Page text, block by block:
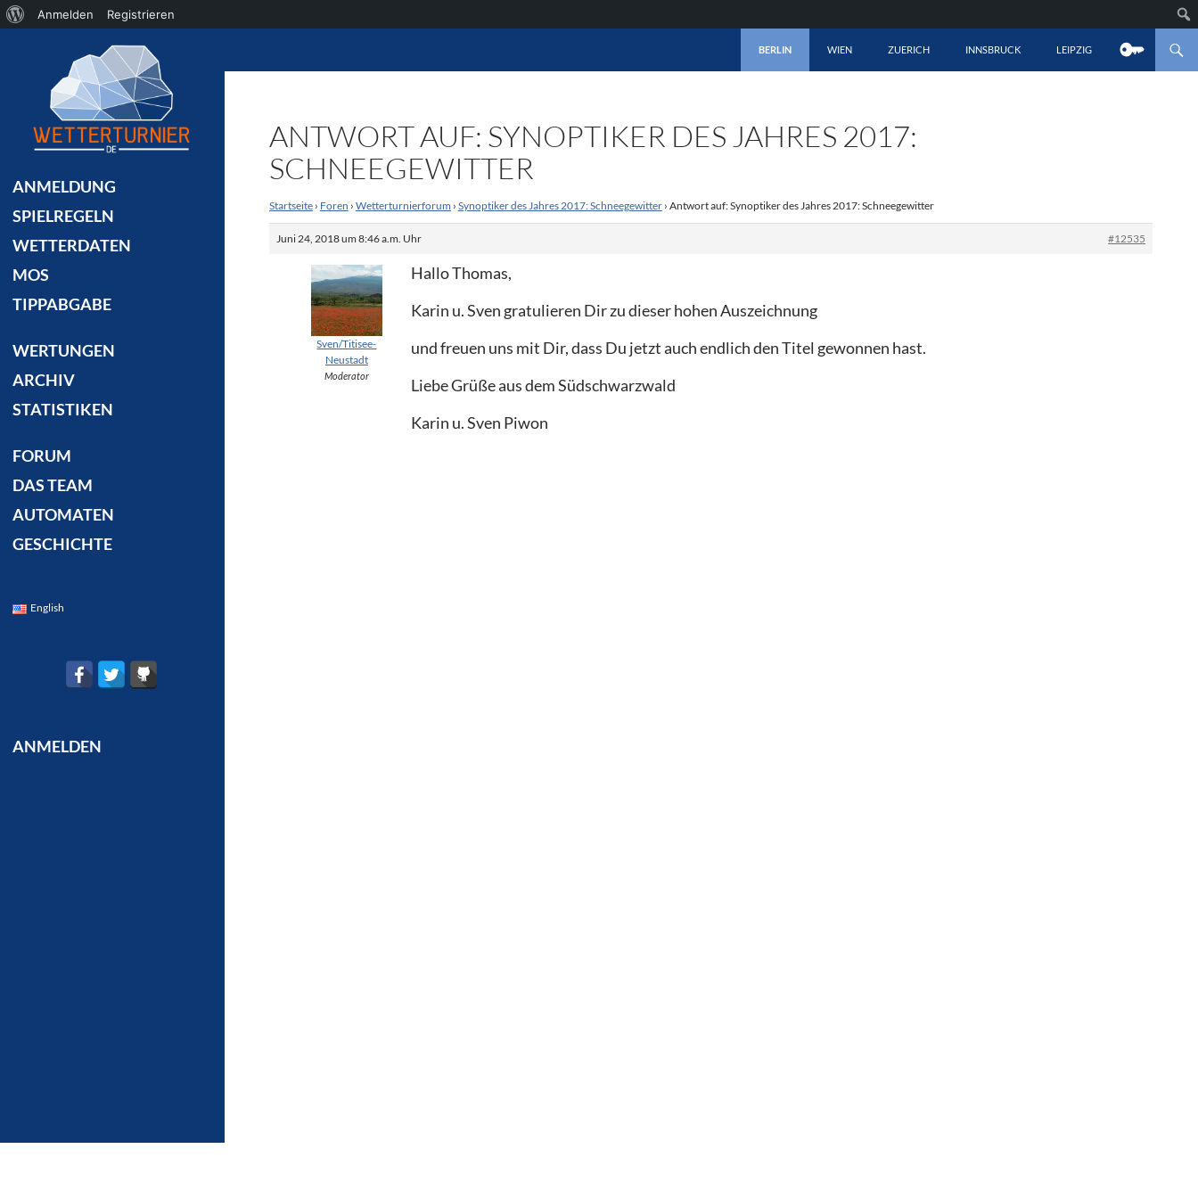
BERLIN
WIEN ZUERICH INNSBRUCK LEIPZIG
ANTWORT AUF: SYNOPTIKER DES JAHRES 2017:
SCHNEEGEWITTER
Startseite › Foren › Wetterturnierforum › Synoptiker des Jahres 2017: Schneegewitter › Antwort auf: Synoptiker des Jahres 2017: Schneegewitter
Juni 24, 2018 um 8:46 a.m. Uhr #12535
Sven/Titisee-
Neustadt
Moderator
Hallo Thomas,
Karin u. Sven gratulieren Dir zu dieser hohen Auszeichnung
und freuen uns mit Dir, dass Du jetzt auch endlich den Titel gewonnen hast.
Liebe Grüße aus dem Südschwarzwald
Karin u. Sven Piwon
ANMELDUNG
SPIELREGELN
WETTERDATEN
MOS
TIPPABGABE
WERTUNGEN
ARCHIV
STATISTIKEN
FORUM
DAS TEAM
AUTOMATEN
GESCHICHTE
English
ANMELDEN
Über
Anmelden Registrieren